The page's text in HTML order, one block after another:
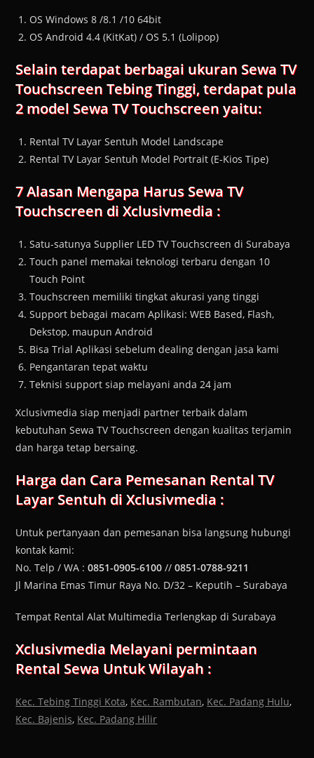
OS Windows 8 /8.1 /10 64bit
OS Android 4.4 (KitKat) / OS 5.1 (Lolipop)
Selain terdapat berbagai ukuran Sewa TV
Touchscreen Tebing Tinggi, terdapat pula
2 model Sewa TV Touchscreen yaitu:
Rental TV Layar Sentuh Model Landscape
Rental TV Layar Sentuh Model Portrait (E-Kios Tipe)
7 Alasan Mengapa Harus Sewa TV
Touchscreen di Xclusivmedia :
Satu-satunya Supplier LED TV Touchscreen di Surabaya
Touch panel memakai teknologi terbaru dengan 10
Touch Point
Touchscreen memiliki tingkat akurasi yang tinggi
Support bebagai macam Aplikasi: WEB Based, Flash,
Dekstop, maupun Android
Bisa Trial Aplikasi sebelum dealing dengan jasa kami
Pengantaran tepat waktu
Teknisi support siap melayani anda 24 jam
Xclusivmedia siap menjadi partner terbaik dalam
kebutuhan Sewa TV Touchscreen dengan kualitas terjamin
dan harga tetap bersaing.
Harga dan Cara Pemesanan Rental TV
Layar Sentuh di Xclusivmedia :
Untuk pertanyaan dan pemesanan bisa langsung hubungi
kontak kami:
No. Telp / WA :0851-0905-6100 //0851-0788-9211
Jl Marina Emas Timur Raya No. D/32 – Keputih – Surabaya
Tempat Rental Alat Multimedia Terlengkap di Surabaya
Xclusivmedia Melayani permintaan
Rental Sewa Untuk Wilayah :
Kec. Tebing Tinggi Kota, Kec. Rambutan, Kec. Padang Hulu,
Kec. Bajenis, Kec. Padang Hilir